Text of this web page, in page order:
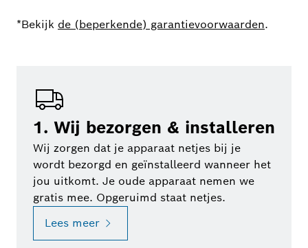
*Bekijk de (beperkende) garantievoorwaarden.
1. Wij bezorgen & installeren
Wij zorgen dat je apparaat netjes bij je
wordt bezorgd en geïnstalleerd wanneer het
jou uitkomt. Je oude apparaat nemen we
gratis mee. Opgeruimd staat netjes.
Lees meer